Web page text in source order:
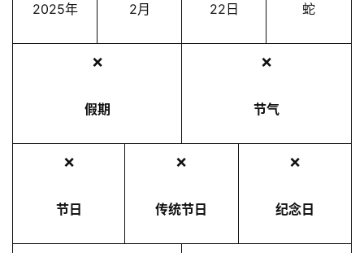
2025年 2月 22日 蛇
❌
假期
❌
节气
❌
节日
❌
传统节日
❌
纪念日